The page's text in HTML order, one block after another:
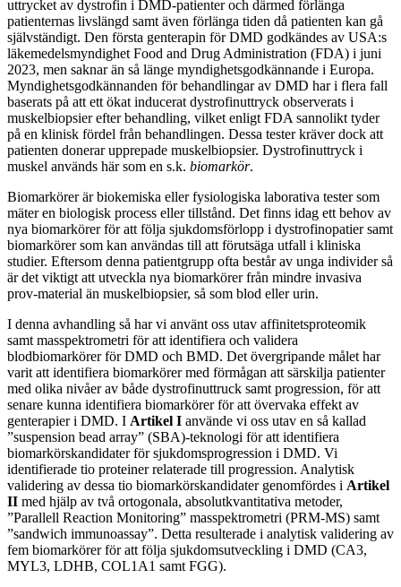
uttrycket av dystrofin i DMD-patienter och därmed förlänga
patienternas livslängd samt även förlänga tiden då patienten kan gå
självständigt. Den första genterapin för DMD godkändes av USA:s
läkemedelsmyndighet Food and Drug Administration (FDA) i juni
2023, men saknar än så länge myndighetsgodkännande i Europa.
Myndighetsgodkännanden för behandlingar av DMD har i flera fall
baserats på att ett ökat inducerat dystrofinuttryck observerats i
muskelbiopsier efter behandling, vilket enligt FDA sannolikt tyder
på en klinisk fördel från behandlingen. Dessa tester kräver dock att
patienten donerar upprepade muskelbiopsier. Dystrofinuttryck i
muskel används här som en s.k. biomarkör.
Biomarkörer är biokemiska eller fysiologiska laborativa tester som
mäter en biologisk process eller tillstånd. Det finns idag ett behov av
nya biomarkörer för att följa sjukdomsförlopp i dystrofinopatier samt
biomarkörer som kan användas till att förutsäga utfall i kliniska
studier. Eftersom denna patientgrupp ofta består av unga individer så
är det viktigt att utveckla nya biomarkörer från mindre invasiva
prov-material än muskelbiopsier, så som blod eller urin.
I denna avhandling så har vi använt oss utav affinitetsproteomik
samt masspektrometri för att identifiera och validera
blodbiomarkörer för DMD och BMD. Det övergripande målet har
varit att identifiera biomarkörer med förmågan att särskilja patienter
med olika nivåer av både dystrofinuttruck samt progression, för att
senare kunna identifiera biomarkörer för att övervaka effekt av
genterapier i DMD. I Artikel I använde vi oss utav en så kallad
”suspension bead array” (SBA)-teknologi för att identifiera
biomarkörskandidater för sjukdomsprogression i DMD. Vi
identifierade tio proteiner relaterade till progression. Analytisk
validering av dessa tio biomarkörskandidater genomfördes i Artikel
II med hjälp av två ortogonala, absolutkvantitativa metoder,
”Parallell Reaction Monitoring” masspektrometri (PRM-MS) samt
”sandwich immunoassay”. Detta resulterade i analytisk validering av
fem biomarkörer för att följa sjukdomsutveckling i DMD (CA3,
MYL3, LDHB, COL1A1 samt FGG).